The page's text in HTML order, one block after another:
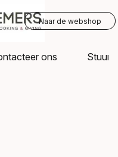
Naar de webshop
ons Stuur